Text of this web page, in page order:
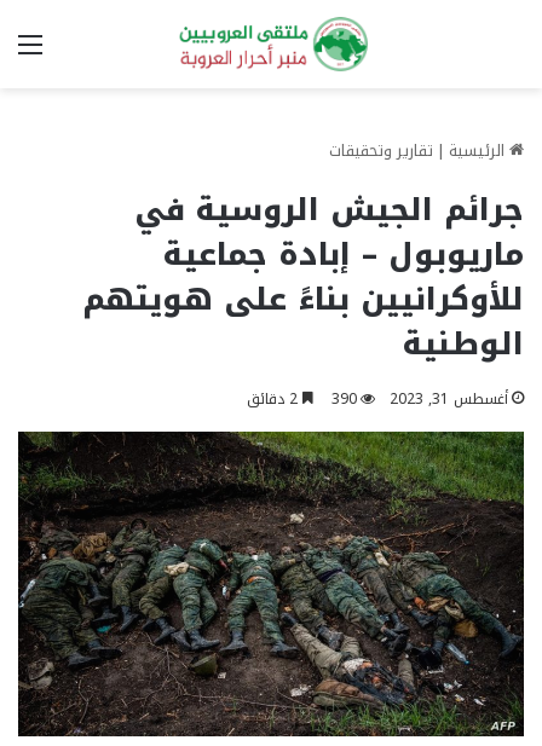
الرئيسية | تقارير وتحقيقات
جرائم الجيش الروسية في
ماريوبول – إبادة جماعية
للأوكرانيين بناءً على هويتهم
الوطنية
أغسطس 31, 2023 390